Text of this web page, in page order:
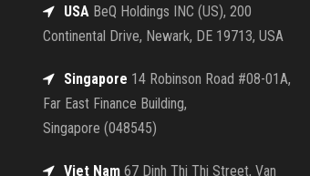
USA BeQ Holdings INC (US), 200
Continental Drive, Newark, DE 19713, USA
Singapore 14 Robinson Road #08-01A,
Far East Finance Building,
Singapore (048545)
Viet Nam 67 Dinh Thi Thi Street, Van